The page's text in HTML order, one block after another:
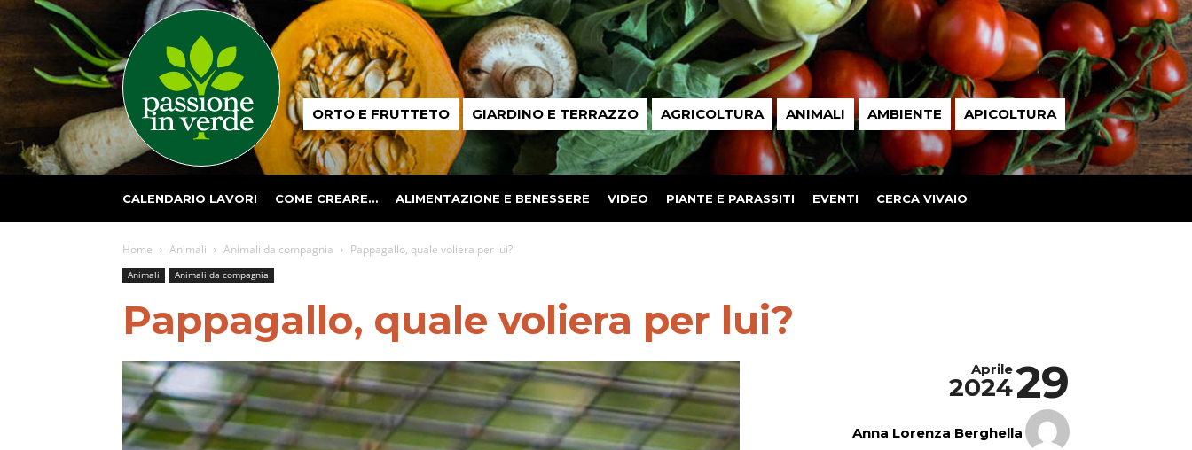
Passione
in ORTO E FRUTTETO GIARDINO E TERRAZZO AGRICOLTURA ANIMALI AMBIENTE APICOLTURA
CALENDARIO LAVORI COME CREARE… ALIMENTAZIONE E BENESSERE VIDEO PIANTE E PARASSITI EVENTI CERCA VIVAIO
Home Animali Animali da compagnia Pappagallo, quale voliera per lui?
Animali Animali da compagnia
Pappagallo, quale voliera per lui?
29
Aprile
2024
Anna Lorenza Berghella